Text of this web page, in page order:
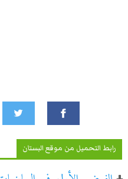
رابط التحميل من موقع البستان